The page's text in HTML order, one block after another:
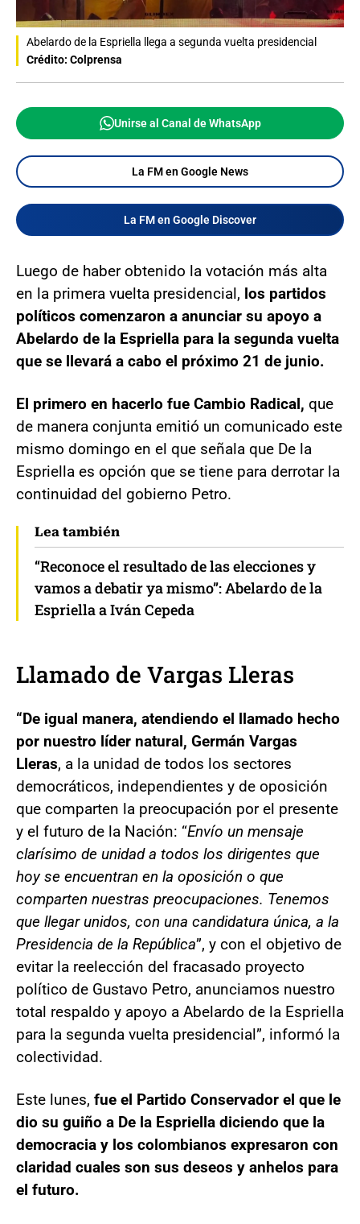
Abelardo de la Espriella llega a segunda vuelta presidencial
Crédito: Colprensa
Unirse al Canal de WhatsApp
La FM en Google News
La FM en Google Discover
Luego de haber obtenido la votación más alta
en la primera vuelta presidencial, los partidos
políticos comenzaron a anunciar su apoyo a
Abelardo de la Espriella para la segunda vuelta
que se llevará a cabo el próximo 21 de junio.
El primero en hacerlo fue Cambio Radical, que
de manera conjunta emitió un comunicado este
mismo domingo en el que señala que De la
Espriella es opción que se tiene para derrotar la
continuidad del gobierno Petro.
Lea también
“Reconoce el resultado de las elecciones y
vamos a debatir ya mismo”: Abelardo de la
Espriella a Iván Cepeda
Llamado de Vargas Lleras
“De igual manera, atendiendo el llamado hecho
por nuestro líder natural, Germán Vargas
Lleras, a la unidad de todos los sectores
democráticos, independientes y de oposición
que comparten la preocupación por el presente
y el futuro de la Nación: “Envío un mensaje
clarísimo de unidad a todos los dirigentes que
hoy se encuentran en la oposición o que
comparten nuestras preocupaciones. Tenemos
que llegar unidos, con una candidatura única, a la
Presidencia de la República”, y con el objetivo de
evitar la reelección del fracasado proyecto
político de Gustavo Petro, anunciamos nuestro
total respaldo y apoyo a Abelardo de la Espriella
para la segunda vuelta presidencial”, informó la
colectividad.
Este lunes, fue el Partido Conservador el que le
dio su guiño a De la Espriella diciendo que la
democracia y los colombianos expresaron con
claridad cuales son sus deseos y anhelos para
el futuro.